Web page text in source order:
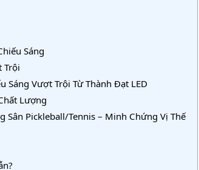
Sáng
Trội
Sáng Vượt Trội Từ Thành Đạt LED
Lượng
Sân Pickleball/Tennis – Minh Chứng Vị Thế